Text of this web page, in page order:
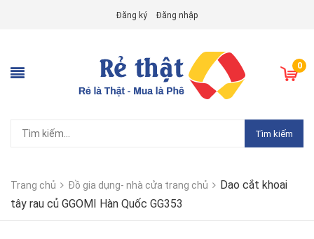
Đăng ký Đăng nhập
0
Tìm kiếm
Trang chủ Đồ gia dụng- nhà cửa trang chủ
Dao cắt khoai
tây rau củ GGOMI Hàn Quốc GG353